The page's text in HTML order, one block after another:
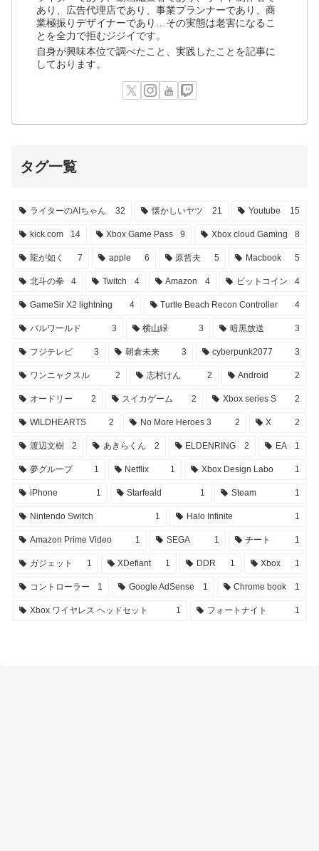
あり、広告代理店であり、事業プランナーであり、商
業極振りデザイナーであり…その実態は老害になるこ
とを全力で拒むジジイです。
自身が興味本位で調べたこと、実践したことを記事に
しております。
タグ一覧
ライターのAIちゃん 32 懐かしいヤツ 21 Youtube 15
kick.com 14 Xbox Game Pass 9 Xbox cloud Gaming 8
龍が如く 7 apple 6 原哲夫 5 Macbook 5
北斗の拳 4 Twitch 4 Amazon 4 ビットコイン 4
GameSir X2 lightning 4 Turtle Beach Recon Controller 4
パルワールド 3 横山緑 3 暗黒放送 3
フジテレビ 3 朝倉未来 3 cyberpunk2077 3
ワンニャクスル 2 志村けん 2 Android 2
オードリー 2 スイカゲーム 2 Xbox series S 2
WILDHEARTS 2 No More Heroes 3 2 X 2
渡辺文樹 2 あきらくん 2 ELDENRING 2 EA 1
夢グループ 1 Netflix 1 Xbox Design Labo 1
iPhone 1 Starfeald 1 Steam 1
Nintendo Switch 1 Halo Infinite 1
Amazon Prime Video 1 SEGA 1 チート 1
ガジェット 1 XDefiant 1 DDR 1 Xbox 1
コントローラー 1 Google AdSense 1 Chrome book 1
Xbox ワイヤレス ヘッドセット 1 フォートナイト 1